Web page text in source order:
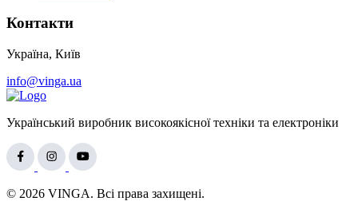
Контакти
Україна, Київ
info@vinga.ua
Український виробник високоякісної техніки та електроніки
© 2026 VINGA. Всі права захищені.